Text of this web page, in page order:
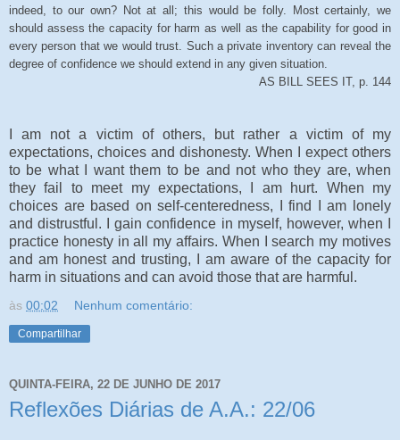
indeed, to our own? Not at all; this would be folly. Most certainly, we
should assess the capacity for harm as well as the capability for good in
every person that we would trust. Such a private inventory can reveal the
degree of confidence we should extend in any given situation.
AS BILL SEES IT, p. 144
I am not a victim of others, but rather a victim of my
expectations, choices and dishonesty. When I expect others
to be what I want them to be and not who they are, when
they fail to meet my expectations, I am hurt. When my
choices are based on self-centeredness, I find I am lonely
and distrustful. I gain confidence in myself, however, when I
practice honesty in all my affairs. When I search my motives
and am honest and trusting, I am aware of the capacity for
harm in situations and can avoid those that are harmful.
às 00:02 Nenhum comentário:
Compartilhar
QUINTA-FEIRA, 22 DE JUNHO DE 2017
Reflexões Diárias de A.A.: 22/06